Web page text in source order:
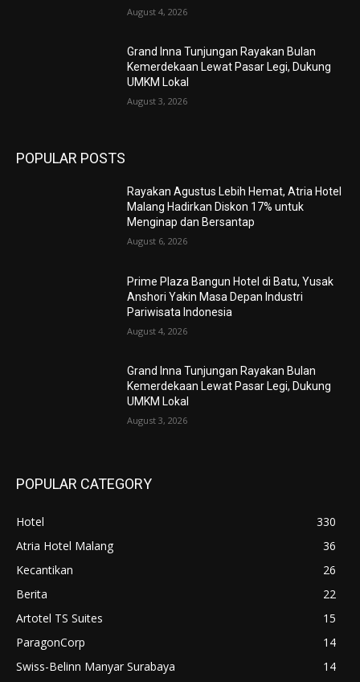
August 4, 2026
Grand Inna Tunjungan Rayakan Bulan
Kemerdekaan Lewat Pasar Legi, Dukung
UMKM Lokal
August 3, 2026
POPULAR POSTS
Rayakan Agustus Lebih Hemat, Atria Hotel
Malang Hadirkan Diskon 17% untuk
Menginap dan Bersantap
August 6, 2026
Prime Plaza Bangun Hotel di Batu, Yusak
Anshori Yakin Masa Depan Industri
Pariwisata Indonesia
August 4, 2026
Grand Inna Tunjungan Rayakan Bulan
Kemerdekaan Lewat Pasar Legi, Dukung
UMKM Lokal
August 3, 2026
POPULAR CATEGORY
Hotel
330
Atria Hotel Malang
36
Kecantikan
26
Berita
22
Artotel TS Suites
15
ParagonCorp
14
Swiss-Belinn Manyar Surabaya
14